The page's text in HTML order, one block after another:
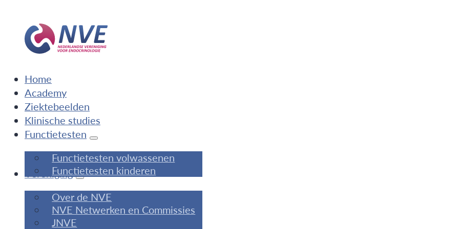
Home
Academy
Ziektebeelden
Klinische studies
Functietesten
Functietesten volwassenen
Functietesten kinderen
Vereniging
Over de NVE
NVE Netwerken en Commissies
JNVE